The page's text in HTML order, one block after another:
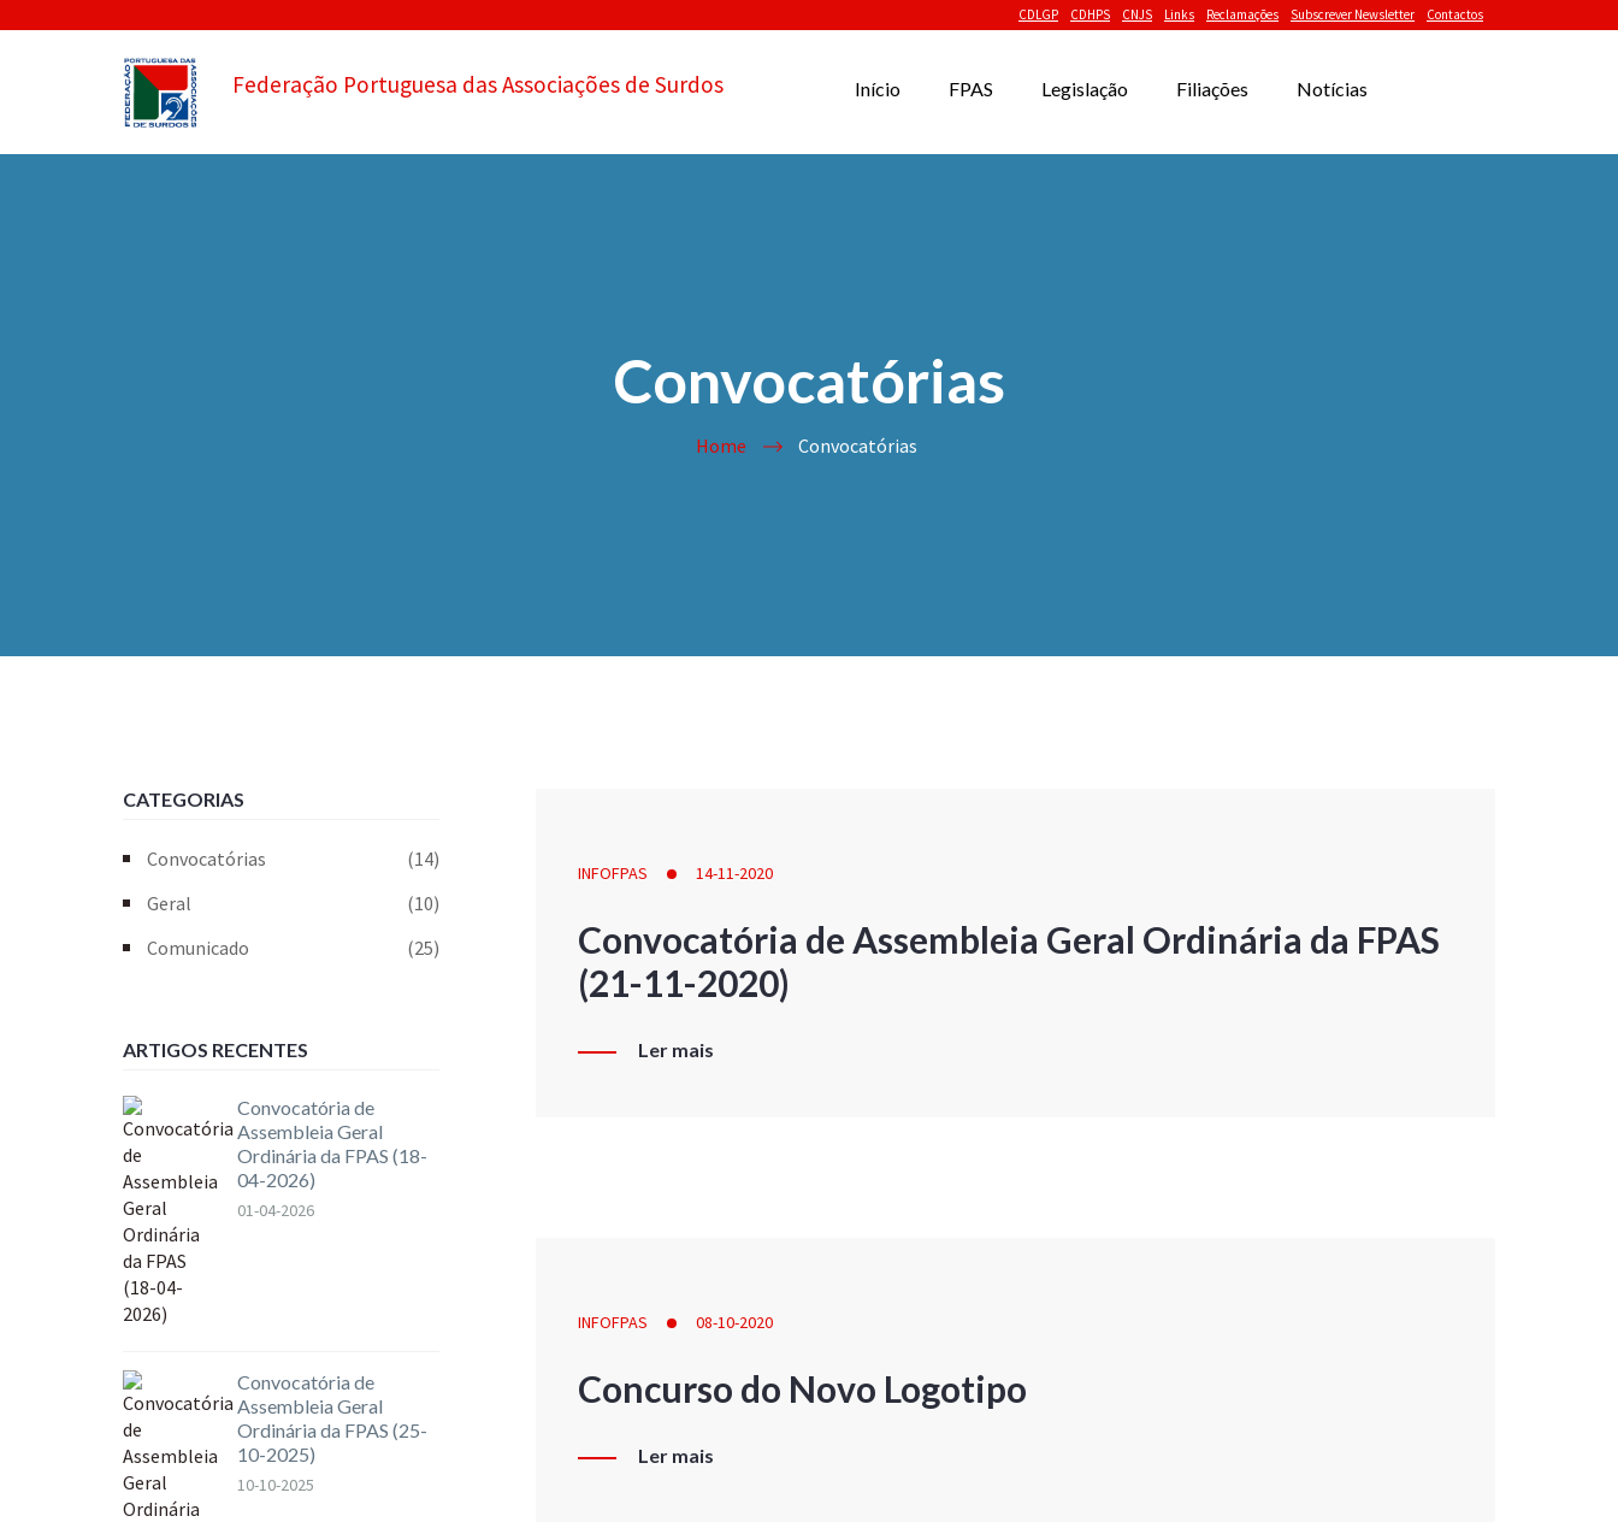
CDLGP CDHPS CNJS Links Reclamações Subscrever Newsletter Contactos
Federação Portuguesa das Associações de Surdos Início FPAS Legislação Filiações Notícias
Convocatórias
Home Convocatórias
INFOFPAS 14-11-2020
Convocatória de Assembleia Geral Ordinária da FPAS
(21-11-2020)
Ler mais
INFOFPAS 08-10-2020
Concurso do Novo Logotipo
Ler mais
CATEGORIAS
Convocatórias
(14)
Geral
(10)
Comunicado
(25)
ARTIGOS RECENTES
Convocatória de
Assembleia Geral
Ordinária da FPAS (18-
04-2026)
01-04-2026
Convocatória de
Assembleia Geral
Ordinária da FPAS (25-
10-2025)
10-10-2025